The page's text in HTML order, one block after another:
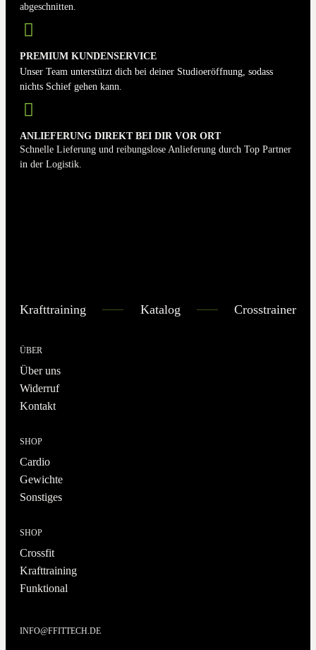
abgeschnitten.
PREMIUM KUNDENSERVICE
Unser Team unterstützt dich bei deiner Studioeröffnung, sodass
nichts Schief gehen kann.
ANLIEFERUNG DIREKT BEI DIR VOR ORT
Schnelle Lieferung und reibungslose Anlieferung durch Top Partner
in der Logistik.
Krafttraining Katalog Crosstrainer
ÜBER
Über uns
Widerruf
Kontakt
SHOP
Cardio
Gewichte
Sonstiges
SHOP
Crossfit
Krafttraining
Funktional
INFO@FFITTECH.DE